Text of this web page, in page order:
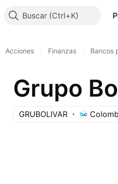
Buscar
Acciones Finanzas Bancos
Grupo
GRUBOLIVAR